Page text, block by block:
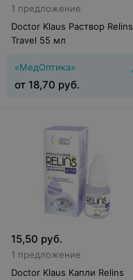
1 предложение
Doctor Klaus Раствор Relins
Travel 55 мл
«МедОптика»
от 18,70 руб.
15,50 руб.
1 предложение
Doctor Klaus Капли Relins